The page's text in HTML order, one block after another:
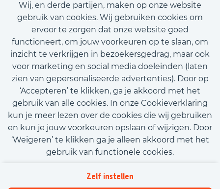
Wij, en derde partijen, maken op onze website
gebruik van cookies. Wij gebruiken cookies om
ervoor te zorgen dat onze website goed
functioneert, om jouw voorkeuren op te slaan, om
inzicht te verkrijgen in bezoekersgedrag, maar ook
voor marketing en social media doeleinden (laten
zien van gepersonaliseerde advertenties). Door op
‘Accepteren’ te klikken, ga je akkoord met het
gebruik van alle cookies. In onze Cookieverklaring
kun je meer lezen over de cookies die wij gebruiken
en kun je jouw voorkeuren opslaan of wijzigen. Door
‘Weigeren’ te klikken ga je alleen akkoord met het
gebruik van functionele cookies.
Zelf instellen
€2.782,00 - €3.385,00
Bekijk vacature
Call-to-action bij meer vacatures
Kom met ons in contact